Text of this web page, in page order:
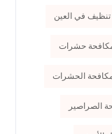
في العين
حشرات
الحشرات
الصراصير